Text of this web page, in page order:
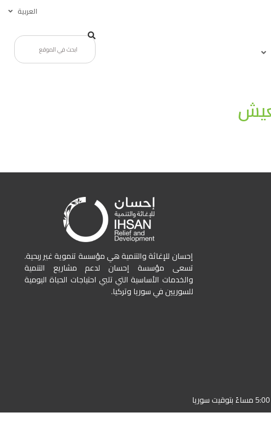
العربية
إحسان للإغاثة والتنمية هي مؤسسة تنموية غير ربحية.
تسعى مؤسسة إحسان لدعم مشاريع التنمية
والخدمات الأساسية التي تلبي احتياجات الحياة اليومية
للسوريين في سوريا وتركيا.